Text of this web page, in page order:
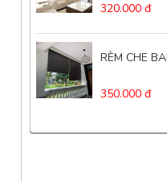
320.000 đ
RÈM CHE
350.000 đ